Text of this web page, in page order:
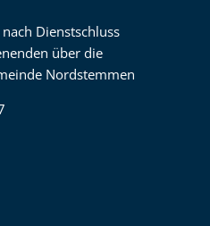
Dienstschluss
über die
Nordstemmen